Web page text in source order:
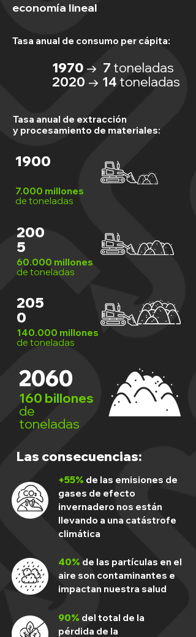
economía lineal
Tasa anual de consumo per cápita:
1970 → 7toneladas
2020 → 14toneladas
Tasa anual de extracción
y procesamiento de materiales:
1900
7.000 millones
de toneladas
200
5
60.000 millones
de toneladas
205
0
140.000 millones
de toneladas
2060
160 billones
de
toneladas
Las consecuencias:
+55% de las emisiones de
gases de efecto
invernadero nos están
llevando a una catástrofe
climática
40% de las partículas en el
aire son contaminantes e
impactan nuestra salud
90% del total de la
pérdida de la